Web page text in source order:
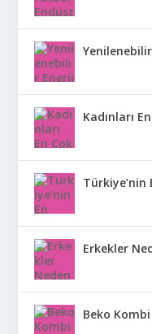
Kadınları
Türkiye’nin
Erkekler
Beko